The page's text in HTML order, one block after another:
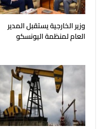
وزير الخارجية يستقبل المدير
العام لمنظمة اليونسكو